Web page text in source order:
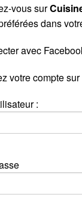
vous sur
dans
avec
votre compte
: